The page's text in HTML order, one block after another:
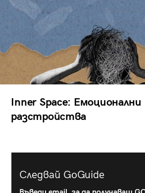
Inner Space: Емоционални
разстройства
Следвай GoGuide